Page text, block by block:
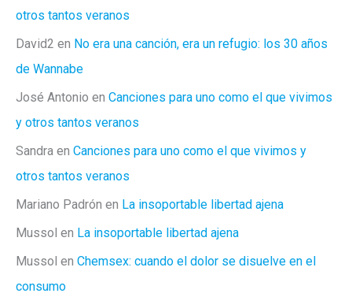
otros tantos veranos
David2 en No era una canción, era un refugio: los 30 años
de Wannabe
José Antonio en Canciones para uno como el que vivimos
y otros tantos veranos
Sandra en Canciones para uno como el que vivimos y
otros tantos veranos
Mariano Padrón en La insoportable libertad ajena
Mussol en La insoportable libertad ajena
Mussol en Chemsex: cuando el dolor se disuelve en el
consumo